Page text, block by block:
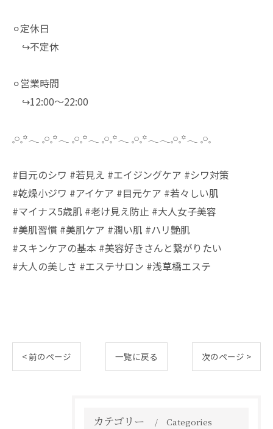
⚪︎定休日
↪︎不定休
⚪︎営業時間
↪︎12:00～22:00
𓈒𓏸𓈒꙳𓂃 𓈒𓏸𓈒꙳𓂃 𓈒𓏸𓈒꙳𓂃 𓈒𓏸𓈒꙳𓂃 𓈒𓏸𓈒꙳𓂃𓂃𓈒𓏸𓈒꙳𓂃 𓈒𓏸𓈒
#目元のシワ #若見え #エイジングケア #シワ対策
#乾燥小ジワ #アイケア #目元ケア #若々しい肌
#マイナス5歳肌 #老け見え防止 #大人女子美容
#美肌習慣 #美肌ケア #潤い肌 #ハリ艶肌
#スキンケアの基本 #美容好きさんと繋がりたい
#大人の美しさ #エステサロン #浅草橋エステ
< 前のページ 一覧に戻る 次のページ >
カテゴリー Categories